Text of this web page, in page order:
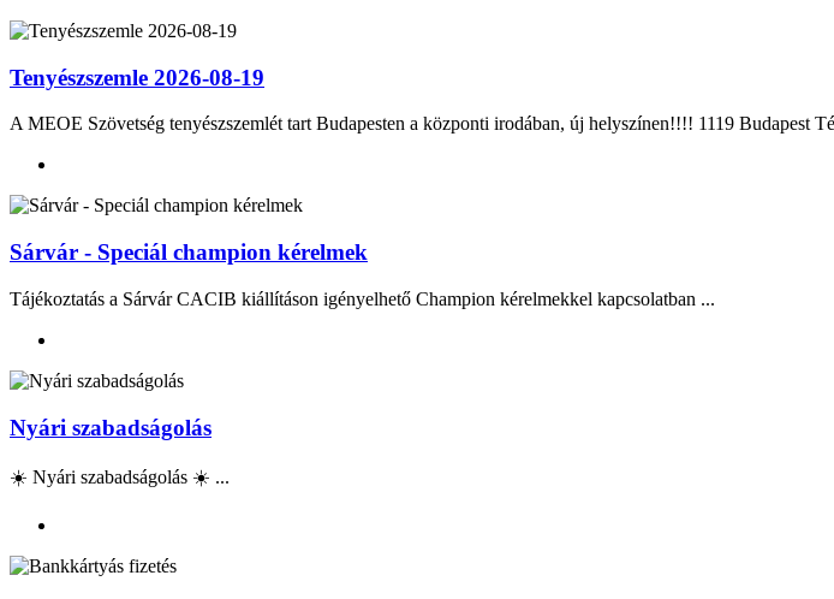
Tenyészszemle 2026-08-19
A MEOE Szövetség tenyészszemlét tart Budapesten a központi irodában, új helyszínen!!!! 1119
Sárvár - Speciál champion kérelmek
Tájékoztatás a Sárvár CACIB kiállításon igényelhető Champion kérelmekkel kapcsolatban ...
Nyári szabadságolás
☀️ Nyári szabadságolás ☀️ ...